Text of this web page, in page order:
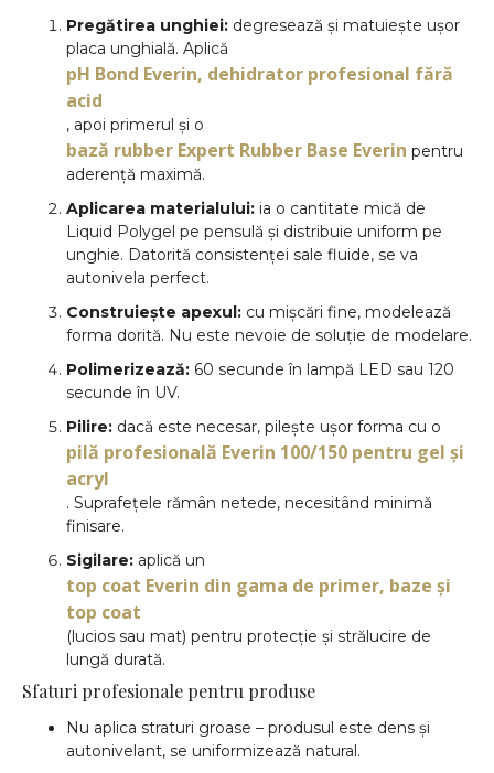
Pregătirea unghiei: degresează și matuiește ușor
placa unghială. Aplică
pH Bond Everin, dehidrator profesional fără
acid
, apoi primerul și o
bază rubber Expert Rubber Base Everin pentru
aderență maximă.
Aplicarea materialului: ia o cantitate mică de
Liquid Polygel pe pensulă și distribuie uniform pe
unghie. Datorită consistenței sale fluide, se va
autonivela perfect.
Construiește apexul: cu mișcări fine, modelează
forma dorită. Nu este nevoie de soluție de modelare.
Polimerizează: 60 secunde în lampă LED sau 120
secunde în UV.
Pilire: dacă este necesar, pilește ușor forma cu o
pilă profesională Everin 100/150 pentru gel și
acryl
. Suprafețele rămân netede, necesitând minimă
finisare.
Sigilare: aplică un
top coat Everin din gama de primer, baze și
top coat
(lucios sau mat) pentru protecție și strălucire de
lungă durată.
Sfaturi profesionale pentru produse
Nu aplica straturi groase – produsul este dens și
autonivelant, se uniformizează natural.